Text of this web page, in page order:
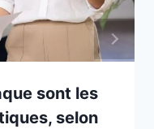
sont les
selon